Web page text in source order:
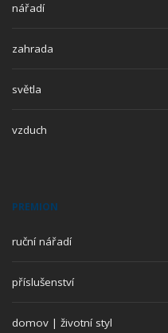
nářadí
zahrada
světla
vzduch
PREMION
ruční nářadí
příslušenství
domov | životní styl